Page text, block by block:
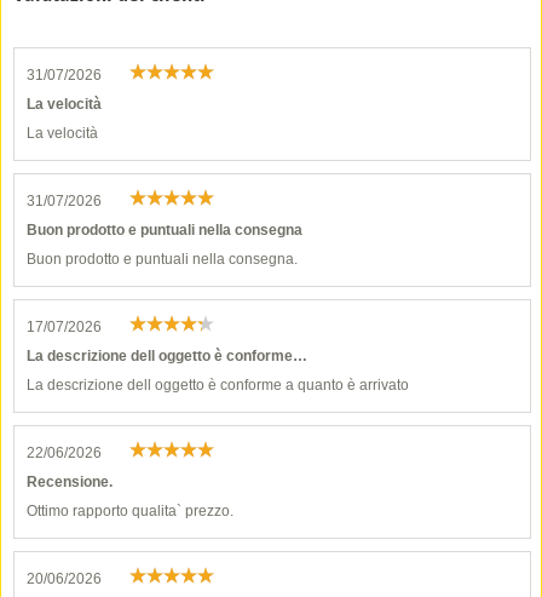
31/07/2026
La velocità
La velocità
31/07/2026
Buon prodotto e puntuali nella consegna
Buon prodotto e puntuali nella consegna.
17/07/2026
La descrizione dell oggetto è conforme…
La descrizione dell oggetto è conforme a quanto è arrivato
22/06/2026
Recensione.
Ottimo rapporto qualita` prezzo.
20/06/2026